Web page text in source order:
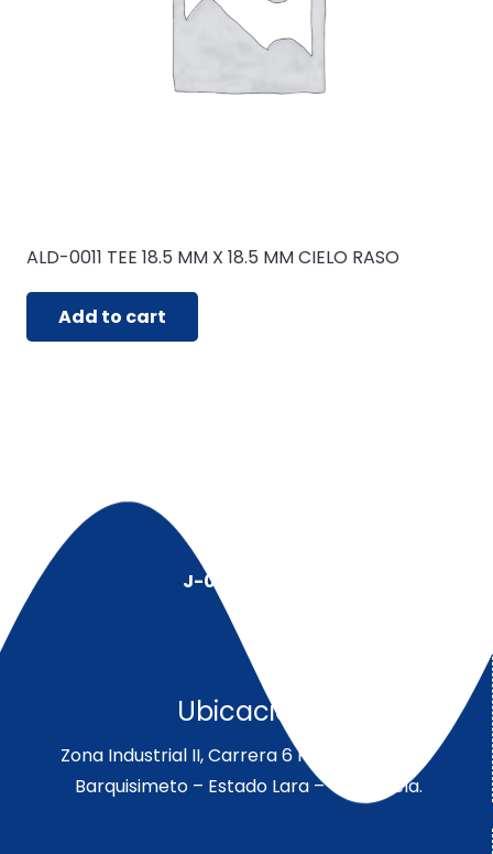
ALD-0011 TEE 18.5 MM X 18.5 MM CIELO RASO
Add to cart
J-00128491-5
Ubicación:
Zona Industrial II, Carrera 6 Parcela 189-190
Barquisimeto – Estado Lara – Venezuela.